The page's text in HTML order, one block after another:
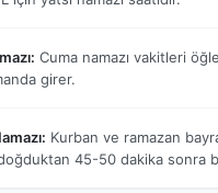
Cuma namazı vakitleri
girer.
Kurban ve ramazan
45-50 dakika sonra